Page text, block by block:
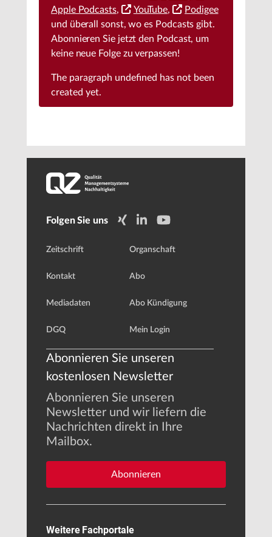
Apple Podcasts, YouTube,
Podigee
und überall sonst, wo es Podcasts gibt.
Abonnieren Sie jetzt den Podcast, um
keine neue Folge zu verpassen!
The paragraph undefined has not been
created yet.
Folgen Sie uns
Zeitschrift
Kontakt
Mediadaten
DGQ
Organschaft
Abo
Abo Kündigung
Mein Login
Abonnieren Sie unseren
kostenlosen Newsletter
Abonnieren Sie unseren
Newsletter und wir liefern die
Nachrichten direkt in Ihre
Mailbox.
Abonnieren
Weitere Fachportale